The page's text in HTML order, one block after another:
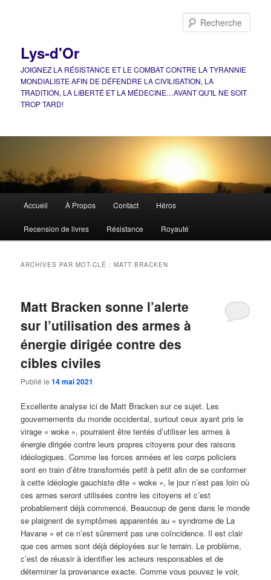
Lys-d'Or
JOIGNEZ LA RÉSISTANCE ET LE COMBAT CONTRE LA TYRANNIE
MONDIALISTE AFIN DE DÉFENDRE LA CIVILISATION, LA
TRADITION, LA LIBERTÉ ET LA MÉDECINE…AVANT QU'IL NE SOIT
TROP TARD!
principal
Accueil À Propos Contact Héros
Recension de livres Résistance Royauté
ARCHIVES PAR MOT-CLÉ :MATT BRACKEN
Matt Bracken sonne l’alerte
sur l’utilisation des armes à
énergie dirigée contre des
cibles civiles
Publié le14 mai 2021
Excellente analyse ici de Matt Bracken sur ce sujet. Les
gouvernements du monde occidental, surtout ceux ayant pris le
virage « woke », pourraient être tentés d’utiliser les armes à
énergie dirigée contre leurs propres citoyens pour des raisons
idéologiques. Comme les forces armées et les corps policiers
sont en train d’être transformés petit à petit afin de se conformer
à cette idéologie gauchiste dite « woke », le jour n’est pas loin où
ces armes seront utilisées contre les citoyens et c’est
probablement déjà commencé. Beaucoup de gens dans le monde
se plaignent de symptômes apparentés au « syndrome de La
Havane » et ce n’est sûrement pas une coīncidence. Il est clair
que ces armes sont déjà déployées sur le terrain. Le problème,
c’est de réussir à identifier les acteurs responsables et de
déterminer la provenance exacte. Comme vous pouvez le voir,